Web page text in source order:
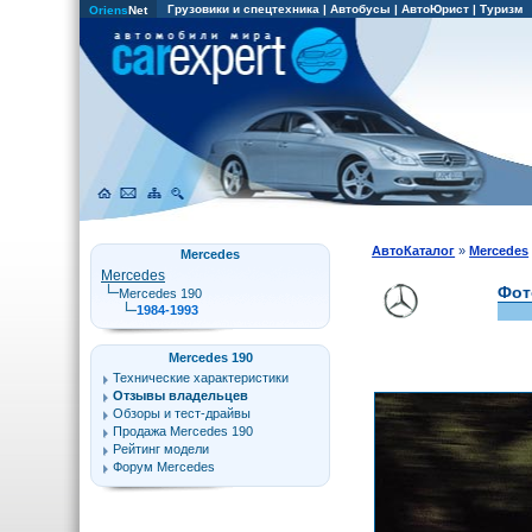
OriensNet Грузовики и спецтехника | Автобусы | АвтоЮрист | Туризм
АвтоКаталог »Mercedes
Mercedes
Mercedes
Mercedes 190
1984-1993
Mercedes 190
Технические характеристики
Отзывы владельцев
Обзоры и тест-драйвы
Продажа Mercedes 190
Рейтинг модели
Форум Mercedes